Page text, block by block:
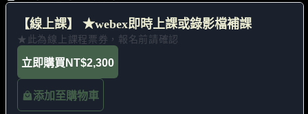
【線上課】 ★webex即時上課或錄影檔補課
★此為線上課程票券，報名前請確認
立即購買 NT$2,300
添加至購物車